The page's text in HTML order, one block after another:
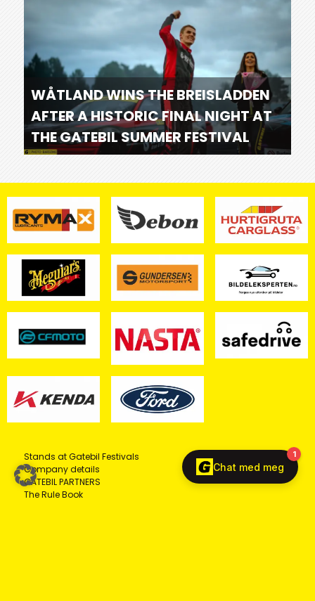
WÅTLAND WINS THE BREISLADDEN
AFTER A HISTORIC FINAL NIGHT AT
THE GATEBIL SUMMER FESTIVAL
Stands at Gatebil Festivals
Company details
GATEBIL PARTNERS
The Rule Book